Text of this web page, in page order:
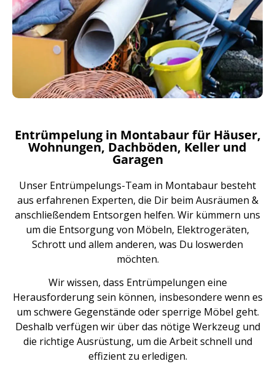
Entrümpelung in Montabaur für Häuser,
Wohnungen, Dachböden, Keller und
Garagen
Unser Entrümpelungs-Team in Montabaur besteht
aus erfahrenen Experten, die Dir beim Ausräumen &
anschließendem Entsorgen helfen. Wir kümmern uns
um die Entsorgung von Möbeln, Elektrogeräten,
Schrott und allem anderen, was Du loswerden
möchten.
Wir wissen, dass Entrümpelungen eine
Herausforderung sein können, insbesondere wenn es
um schwere Gegenstände oder sperrige Möbel geht.
Deshalb verfügen wir über das nötige Werkzeug und
die richtige Ausrüstung, um die Arbeit schnell und
effizient zu erledigen.